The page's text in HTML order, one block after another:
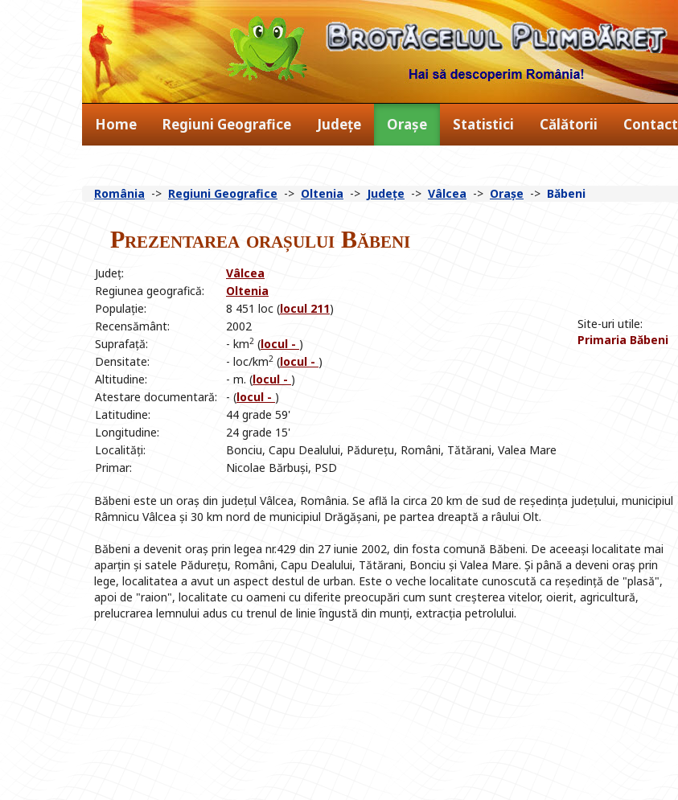
Home Regiuni Geografice Județe Orașe Statistici Călătorii Contact
România -> Regiuni Geografice -> Oltenia -> Județe -> Vâlcea -> Orașe -> Băbeni
Prezentarea orașului Băbeni
Județ: Vâlcea
Site-uri utile:
Primaria Băbeni
Regiunea geografică:
Oltenia
Populație:
8 451 loc (locul 211)
Recensământ:
2002
Suprafață:
- km2 (locul - )
Densitate:
- loc/km2 (locul - )
Altitudine:
- m. (locul - )
Atestare documentară:
- (locul - )
Latitudine:
44 grade 59'
Longitudine:
24 grade 15'
Localități:
Bonciu, Capu Dealului, Pădurețu, Români, Tătărani, Valea Mare
Primar:
Nicolae Bărbuși, PSD
Băbeni este un oraș din județul Vâlcea, România. Se află la circa 20 km de sud de reședința județului, municipiul
Râmnicu Vâlcea și 30 km nord de municipiul Drăgășani, pe partea dreaptă a râului Olt.
Băbeni a devenit oraș prin legea nr.429 din 27 iunie 2002, din fosta comună Băbeni. De aceeași localitate mai
aparțin și satele Pădurețu, Români, Capu Dealului, Tătărani, Bonciu și Valea Mare. Și până a deveni oraș prin
lege, localitatea a avut un aspect destul de urban. Este o veche localitate cunoscută ca reședință de "plasă",
apoi de "raion", localitate cu oameni cu diferite preocupări cum sunt creșterea vitelor, oierit, agricultură,
prelucrarea lemnului adus cu trenul de linie îngustă din munți, extracția petrolului.